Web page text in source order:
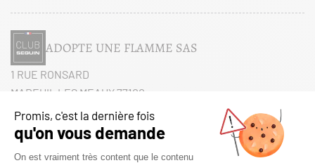
ADOPTE UNE FLAMME SAS
1 RUE RONSARD
MAREUIL LES MEAUX 77100
Itinéraire
Tél :01 60 38 27 26